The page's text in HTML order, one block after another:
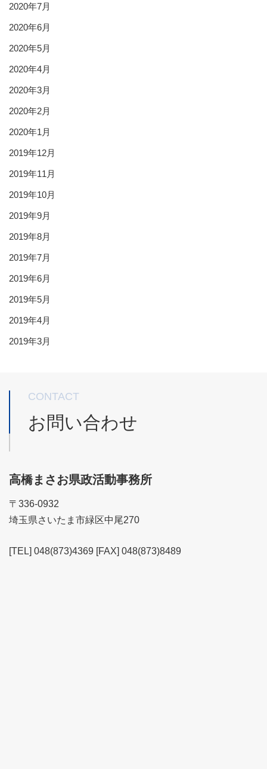
2020年7月
2020年6月
2020年5月
2020年4月
2020年3月
2020年2月
2020年1月
2019年12月
2019年11月
2019年10月
2019年9月
2019年8月
2019年7月
2019年6月
2019年5月
2019年4月
2019年3月
CONTACT
お問い合わせ
高橋まさお県政活動事務所
〒336-0932
埼玉県さいたま市緑区中尾270
[TEL] 048(873)4369 [FAX] 048(873)8489